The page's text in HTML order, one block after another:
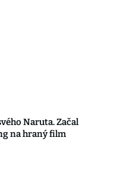
Naruta. Začal
na hraný film